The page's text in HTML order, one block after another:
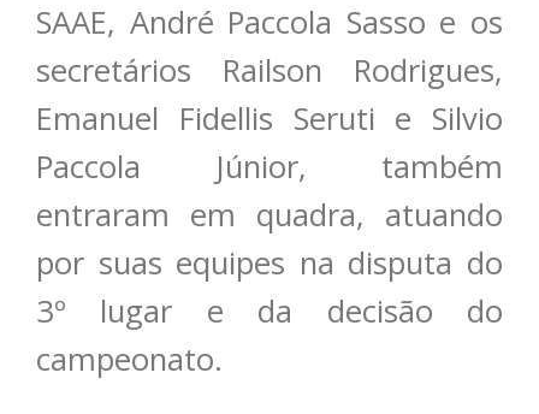
SAAE, André Paccola Sasso e os
secretários Railson Rodrigues,
Emanuel Fidellis Seruti e Silvio
Paccola Júnior, também
entraram em quadra, atuando
por suas equipes na disputa do
3º lugar e da decisão do
campeonato.